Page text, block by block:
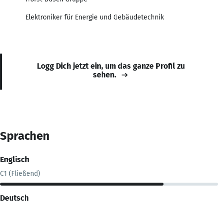
Elektroniker für Energie und Gebäudetechnik
Logg Dich jetzt ein, um das ganze Profil zu
sehen.
Sprachen
Englisch
C1 (Fließend)
Deutsch